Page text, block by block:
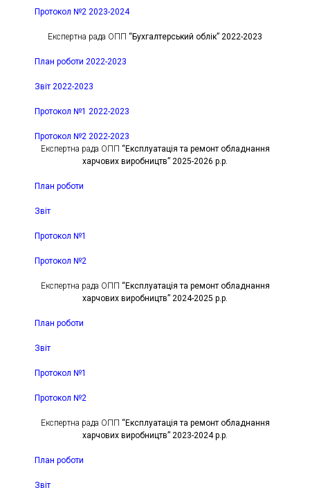
Протокол №2 2023-2024
Експертна рада ОПП “Бухгалтерський облік” 2022-2023
План роботи 2022-2023
Звіт 2022-2023
Протокол №1 2022-2023
Протокол №2 2022-2023
Експертна рада ОПП “Експлуатація та ремонт обладнання
харчових виробництв” 2025-2026 р.р.
План роботи
Звіт
Протокол №1
Протокол №2
Експертна рада ОПП “Експлуатація та ремонт обладнання
харчових виробництв” 2024-2025 р.р.
План роботи
Звіт
Протокол №1
Протокол №2
Експертна рада ОПП “Експлуатація та ремонт обладнання
харчових виробництв” 2023-2024 р.р.
План роботи
Звіт